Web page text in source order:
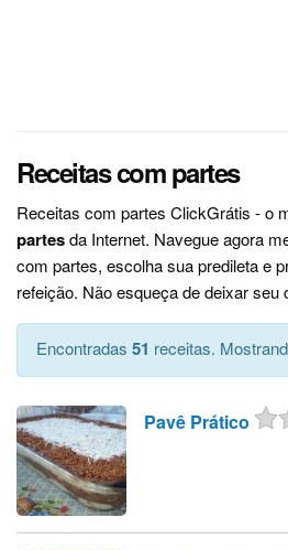
Receitas com partes
Receitas com partes ClickGrátis - o
partesda Internet. Navegue agora
com partes, escolha sua predileta e
refeição. Não esqueça de deixar seu
Encontradas 51 receitas.
Pavê Prático